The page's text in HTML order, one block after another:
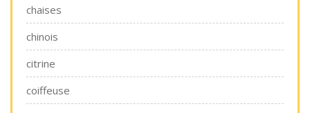
chaises
chinois
citrine
coiffeuse